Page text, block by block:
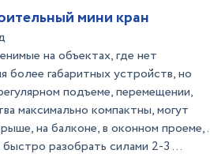
мини кран
на объектах, где нет
более габаритных устройств, но
подъеме, перемещении,
максимально компактны, могут
на балконе, в оконном проеме,.
разобрать силами 2-3 ...